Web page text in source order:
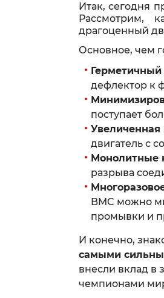
Итак, сегодня
Рассмотрим,
драгоценный
Основное, чем
дефлектор к
поступает
двигатель с
Монолитные
разрыва
BMC можно
промывки и
И конечно,
самыми
внесли вклад в
чемпионами